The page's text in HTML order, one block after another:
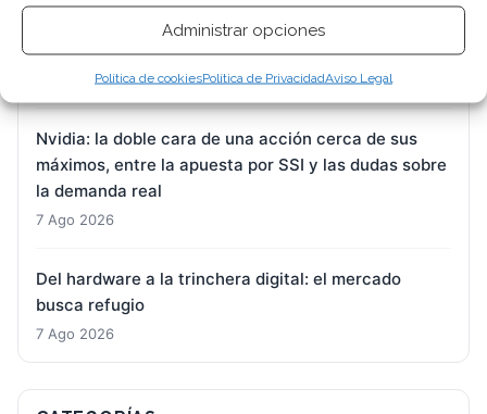
Administrar opciones
Política de cookiesPolítica de PrivacidadAviso Legal
DroneShield: Citigroup entra en el capital mientras
el mercado digiere una guidance a la baja
7 Ago 2026
Nvidia: la doble cara de una acción cerca de sus
máximos, entre la apuesta por SSI y las dudas sobre
la demanda real
7 Ago 2026
Del hardware a la trinchera digital: el mercado
busca refugio
7 Ago 2026